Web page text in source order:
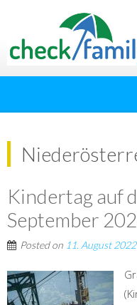
Kindertag auf
September
Posted on 11. August 2022